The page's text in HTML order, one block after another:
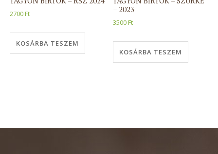
2700Ft
KOSÁRBA TESZEM
– 2023
3500Ft
KOSÁRBA TESZEM